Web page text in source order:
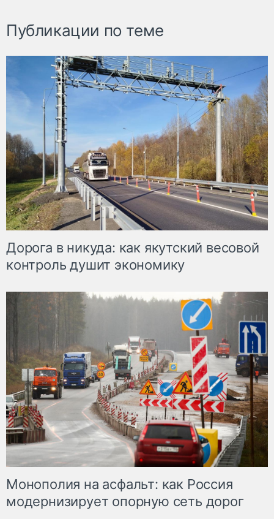
Публикации по теме
Дорога в никуда: как якутский весовой
контроль душит экономику
Монополия на асфальт: как Россия
модернизирует опорную сеть дорог